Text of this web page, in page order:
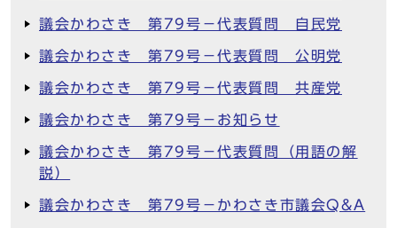
議会かわさき 第79号－代表質問 自民党
議会かわさき 第79号－代表質問 公明党
議会かわさき 第79号－代表質問 共産党
議会かわさき 第79号－お知らせ
議会かわさき 第79号－代表質問（用語の解
説）
議会かわさき 第79号－かわさき市議会Q&A